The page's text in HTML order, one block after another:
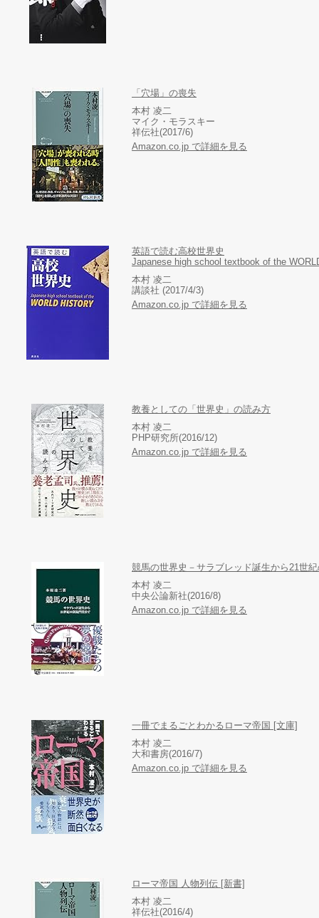
「穴場」の喪失
本村 凌二
マイク・モラスキー
祥伝社(2017/6)
Amazon.co.jp で詳細を見る
英語で読む高校世界史
Japanese high school textbook of the
本村 凌二
講談社 (2017/4/3)
Amazon.co.jp で詳細を見る
教養としての「世界史」の読み方
本村 凌二
PHP研究所(2016/12)
Amazon.co.jp で詳細を見る
競馬の世界史－サラブレッド誕生から21世
本村 凌二
中央公論新社(2016/8)
Amazon.co.jp で詳細を見る
一冊でまるごとわかるローマ帝国 [文庫]
本村 凌二
大和書房(2016/7)
Amazon.co.jp で詳細を見る
ローマ帝国 人物列伝 [新書]
本村 凌二
祥伝社(2016/4)